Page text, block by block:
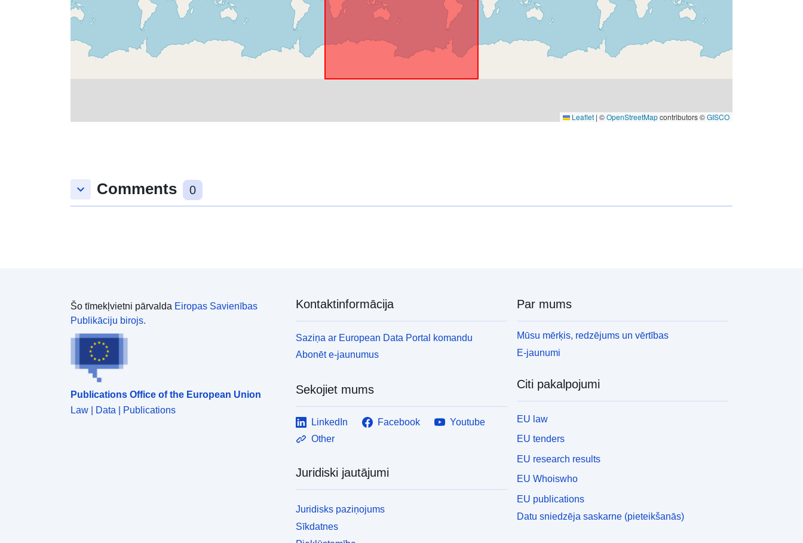
Leaflet | ©OpenStreetMapcontributors ©GISCO
http://www.cmar.csiro.au
Zhian Sun
Sākumlapa:
http://www.bom.gov.au/
Ian Watterson
Sākumlapa:
Petteri Uotila
Sākumlapa:
Sākumlapa:
http://www.climatescience.org.au/tag
keyboard_arrow_down Comments 0
Šo tīmekļvietni pārvalda Eiropas Savienības
Publikāciju birojs.
Publications Office of the European Union
Law | Data | Publications
Kontaktinformācija
Saziņa ar European Data Portal komandu
Abonēt e-jaunumus
Sekojiet mums
LinkedIn Facebook
Youtube
Other
Juridiski jautājumi
Juridisks paziņojums
Sīkdatnes
Par mums
Mūsu mērķis, redzējums un vērtības
E-jaunumi
Citi pakalpojumi
EU law
EU tenders
EU research results
EU Whoiswho
EU publications
Datu sniedzēja saskarne (pieteikšanās)